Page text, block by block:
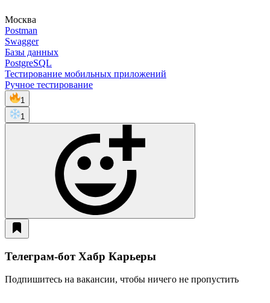
Москва
Postman
Swagger
Базы данных
PostgreSQL
Тестирование мобильных приложений
Ручное тестирование
1
1
Телеграм-бот Хабр Карьеры
Подпишитесь на вакансии, чтобы ничего не пропустить